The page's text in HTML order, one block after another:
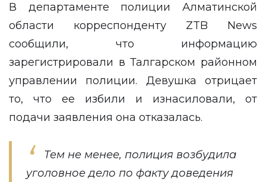
В департаменте полиции Алматинской
области корреспонденту ZTB News
сообщили, что информацию
зарегистрировали в Талгарском районном
управлении полиции. Девушка отрицает
то, что ее избили и изнасиловали, от
подачи заявления она отказалась.
Тем не менее, полиция возбудила
уголовное дело по факту доведения